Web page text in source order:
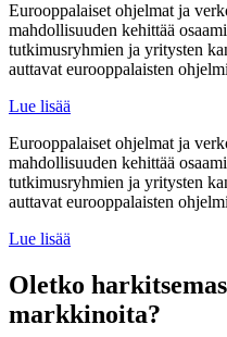
Eurooppalaiset ohjelmat ja
mahdollisuuden kehittää
tutkimusryhmien ja yritysten
auttavat eurooppalaisten
Lue lisää
Eurooppalaiset ohjelmat ja
mahdollisuuden kehittää
tutkimusryhmien ja yritysten
auttavat eurooppalaisten
Lue lisää
Oletko
markkinoita?